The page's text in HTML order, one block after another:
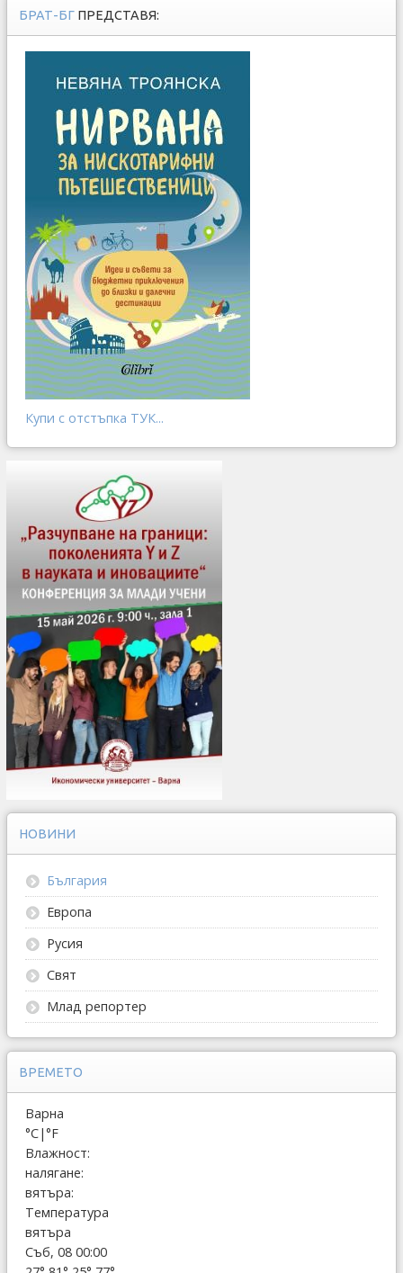
БРАТ-БГ ПРЕДСТАВЯ:
Купи с отстъпка ТУК...
НОВИНИ
България
Европа
Русия
Свят
Млад репортер
ВРЕМЕТО
Варна
°C|°F
Влажност:
налягане:
вятъра:
Температура
вятъра
Съб, 08 00:00